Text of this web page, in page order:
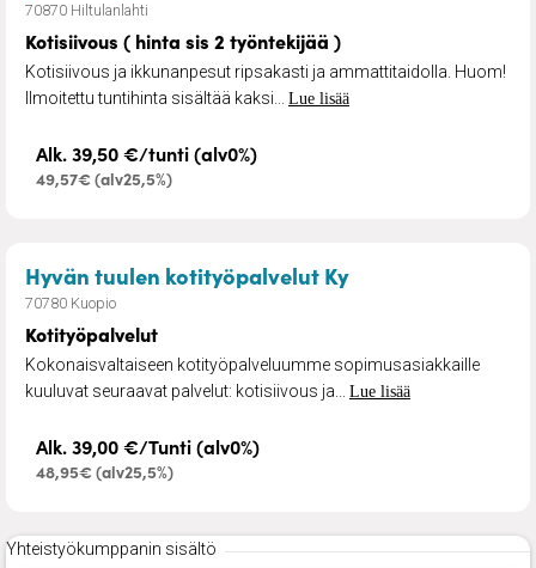
70870 Hiltulanlahti
Kotisiivous ( hinta sis 2 työntekijää )
Kotisiivous ja ikkunanpesut ripsakasti ja ammattitaidolla. Huom!
Ilmoitettu tuntihinta sisältää kaksi... Lue lisää
Alk. 39,50 €/tunti (alv0%)
49,57€ (alv25,5%)
Hyvän tuulen kotityöpalvelut Ky– Kotityöpalvelut
70780 Kuopio
Kotityöpalvelut
Kokonaisvaltaiseen kotityöpalveluumme sopimusasiakkaille
kuuluvat seuraavat palvelut: kotisiivous ja... Lue lisää
Alk. 39,00 €/Tunti (alv0%)
48,95€ (alv25,5%)
Yhteistyökumppanin sisältö